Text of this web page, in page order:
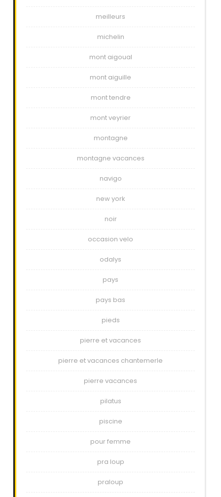
meilleurs
michelin
mont aigoual
mont aiguille
mont tendre
mont veyrier
montagne
montagne vacances
navigo
new york
noir
occasion velo
odalys
pays
pays bas
pieds
pierre et vacances
pierre et vacances chantemerle
pierre vacances
pilatus
piscine
pour femme
pra loup
praloup